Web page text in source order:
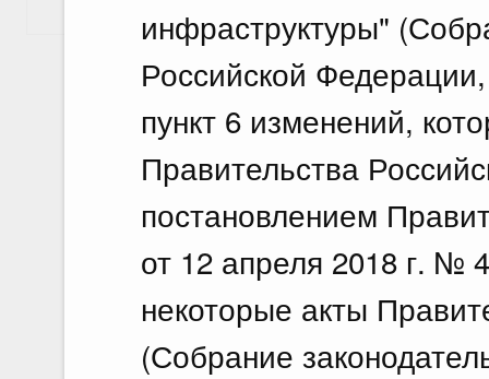
инфраструктуры"
Российской
пункт 6 изменений,
Правительства
постановлением
от 12 апреля 2018 г. №
некоторые акты
(Собрание